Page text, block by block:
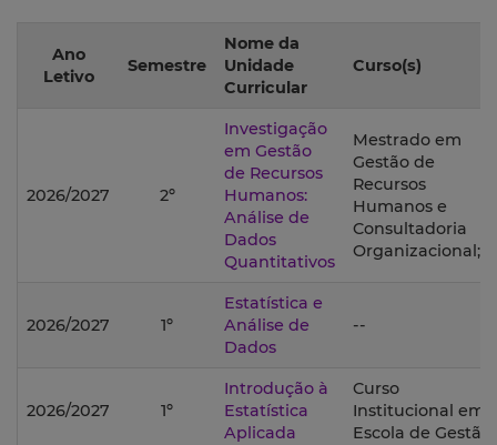
Ano
Letivo
Semestre
Nome da
Unidade
Curricular
Curso(s)
2026/2027 2º
Investigação
em Gestão
de Recursos
Humanos:
Análise de
Dados
Quantitativos
Mestrado em
Gestão de
Recursos
Humanos e
Consultadoria
Organizacional;
2026/2027 1º
Estatística e
Análise de
Dados
--
2026/2027 1º
Introdução à
Estatística
Aplicada
Curso
Institucional em
Escola de Gestão;